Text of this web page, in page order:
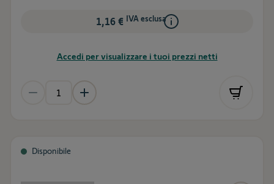
1,16 € IVA esclusa
Accedi per visualizzare i tuoi prezzi netti
Disponibile